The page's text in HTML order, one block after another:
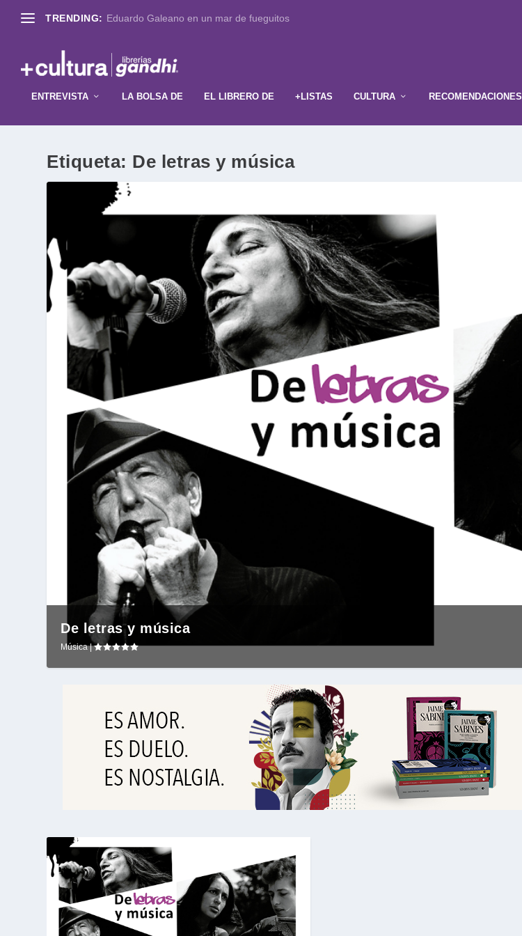
TRENDING: Eduardo Galeano en un mar de fueguitos
ENTREVISTA LA BOLSA DE EL LIBRERO DE +LISTAS CULTURA RECOMENDACIONES
Etiqueta: De letras y música
De letras y música
Música|